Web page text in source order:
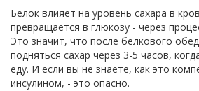
Белок влияет на уровень сахара в
превращается в глюкозу - через
Это значит, что после белкового
подняться сахар через 3-5 часов,
еду. И если вы не знаете, как это
инсулином, - это опасно.